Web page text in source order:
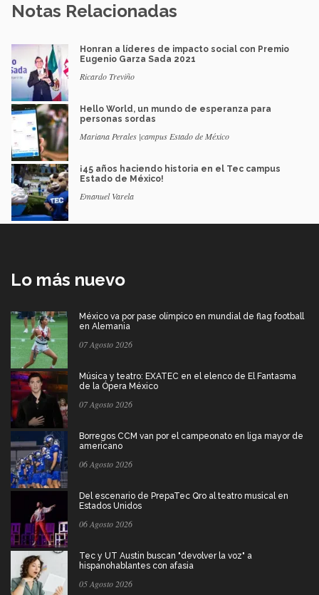
Notas Relacionadas
Honran a líderes de impacto social con Premio
Eugenio Garza Sada 2021
Ricardo Treviño
Hello World, un mundo de esperanza para
personas sordas
Mariana Perales |campus Estado de México
¡45 años haciendo historia en el Tec campus
Estado de México!
Emanuel Varela
Lo más nuevo
México va por pase olímpico en mundial de flag football
en Alemania
07 Agosto 2026
Música y teatro: EXATEC en el elenco de El Fantasma
de la Ópera México
07 Agosto 2026
Borregos CCM van por el campeonato en liga mayor de
americano
06 Agosto 2026
Del escenario de PrepaTec Qro al teatro musical en
Estados Unidos
06 Agosto 2026
Tec y UT Austin buscan "devolver la voz" a
hispanohablantes con afasia
05 Agosto 2026